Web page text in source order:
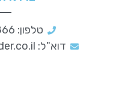
טלפון: 054-4954866
דוא"ל: